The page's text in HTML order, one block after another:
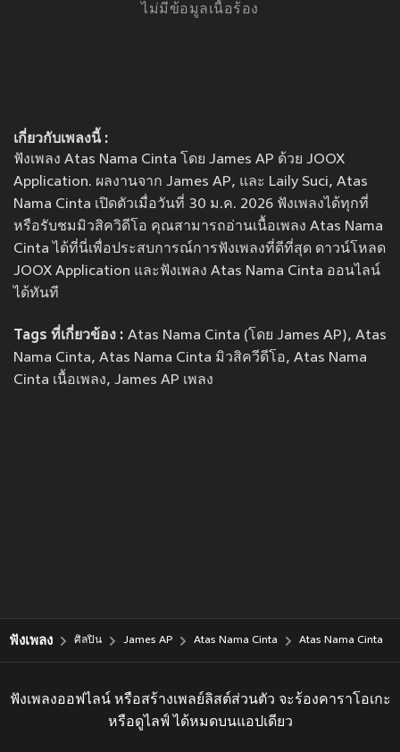
ไม่มีข้อมูลเนื้อร้อง
เกี่ยวกับเพลงนี้ :
ฟังเพลง Atas Nama Cinta โดย James AP ด้วย JOOX
Application. ผลงานจาก James AP, และ Laily Suci, Atas
Nama Cinta เปิดตัวเมื่อวันที่ 30 ม.ค. 2026 ฟังเพลงได้ทุกที่
หรือรับชมมิวสิควิดีโอ คุณสามารถอ่านเนื้อเพลง Atas Nama
Cinta ได้ที่นี่เพื่อประสบการณ์การฟังเพลงที่ดีที่สุด ดาวน์โหลด
JOOX Application และฟังเพลง Atas Nama Cinta ออนไลน์
ได้ทันที
Tags ที่เกี่ยวข้อง : Atas Nama Cinta (โดย James AP), Atas
Nama Cinta, Atas Nama Cinta มิวสิควีดีโอ, Atas Nama
Cinta เนื้อเพลง, James AP เพลง
ฟังเพลง ศิลปิน James AP Atas Nama Cinta Atas Nama Cinta
ฟังเพลงออฟไลน์ หรือสร้างเพลย์ลิสต์ส่วนตัว จะร้องคาราโอเกะ
หรือดูไลฟ์ ได้หมดบนแอปเดียว